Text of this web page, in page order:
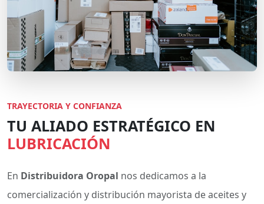
TRAYECTORIA Y CONFIANZA
TU ALIADO ESTRATÉGICO EN
LUBRICACIÓN
En Distribuidora Oropal nos dedicamos a la
comercialización y distribución mayorista de aceites y